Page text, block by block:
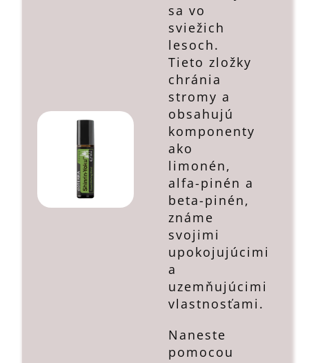
sa vo
sviežich
lesoch.
Tieto zložky
chránia
stromy a
obsahujú
komponenty
ako
limonén,
alfa-pinén a
beta-pinén,
známe
svojimi
upokojujúcimi
a
uzemňujúcimi
vlastnosťami.
Naneste
pomocou